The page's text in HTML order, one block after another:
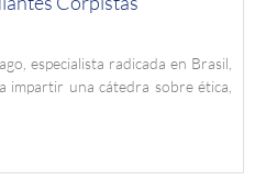
especialista radicada en Brasil,
impartir una cátedra sobre ética,